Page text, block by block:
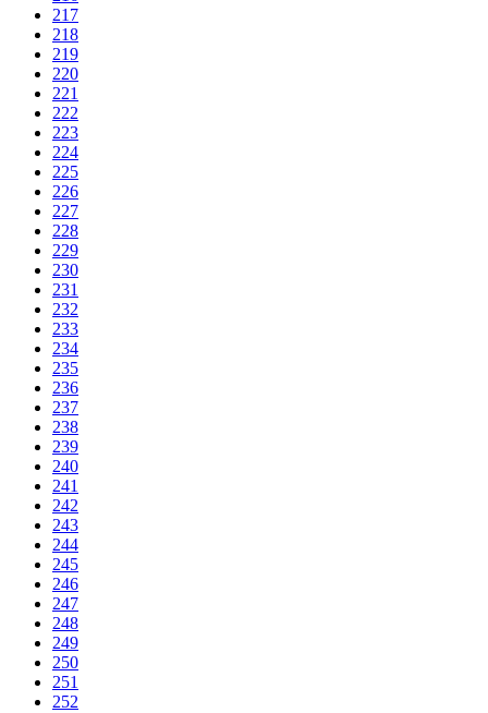
217
218
219
220
221
222
223
224
225
226
227
228
229
230
231
232
233
234
235
236
237
238
239
240
241
242
243
244
245
246
247
248
249
250
251
252